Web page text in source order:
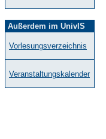
Außerdem im UnivIS
Vorlesungsverzeichnis
Veranstaltungskalender